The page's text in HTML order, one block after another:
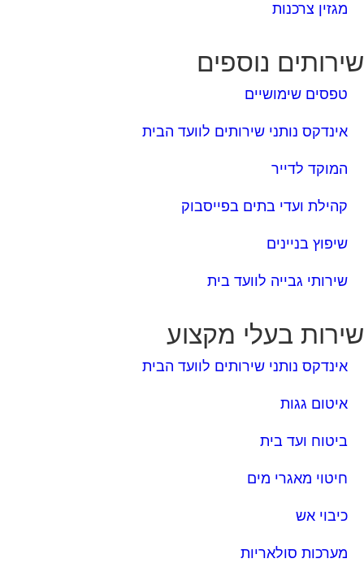
מגזין צרכנות
נוספים
טפסים שימושיים
אינדקס נותני שירותים לוועד הבית
המוקד לדייר
קהילת ועדי בתים בפייסבוק
שיפוץ בניינים
שירותי גבייה לוועד בית
בעלי מקצוע
אינדקס נותני שירותים לוועד הבית
איטום גגות
ביטוח ועד בית
חיטוי מאגרי מים
כיבוי אש
מערכות סולאריות